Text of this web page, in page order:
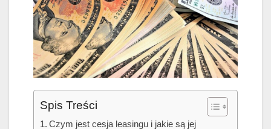
Spis Treści
Czym jest cesja leasingu i jakie są jej